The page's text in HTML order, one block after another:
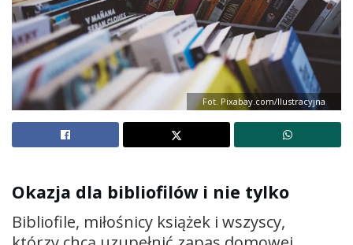
Fot. Pixabay.com/Ilustracyjna
Okazja dla bibliofilów i nie tylko
Bibliofile, miłośnicy książek i wszyscy,